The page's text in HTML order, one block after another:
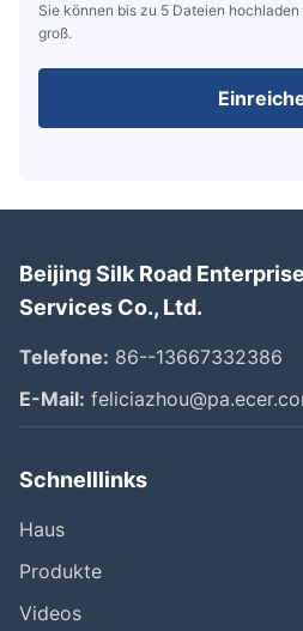
Sie können bis zu 5 Dateien
groß.
Beijing Silk Road
Services Co., Ltd.
Telefone: 86--13667332386
E-Mail:
Schnelllinks
Haus
Produkte
Videos